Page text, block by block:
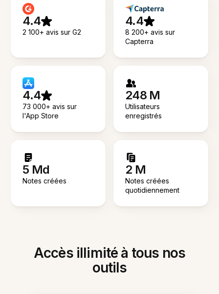
4.4
2 100+ avis sur G2
4.4
8 200+ avis sur
Capterra
4.4
73 000+ avis sur
l'App Store
248 M
Utilisateurs
enregistrés
5 Md
Notes créées
2 M
Notes créées
quotidiennement
Accès illimité à tous nos
outils